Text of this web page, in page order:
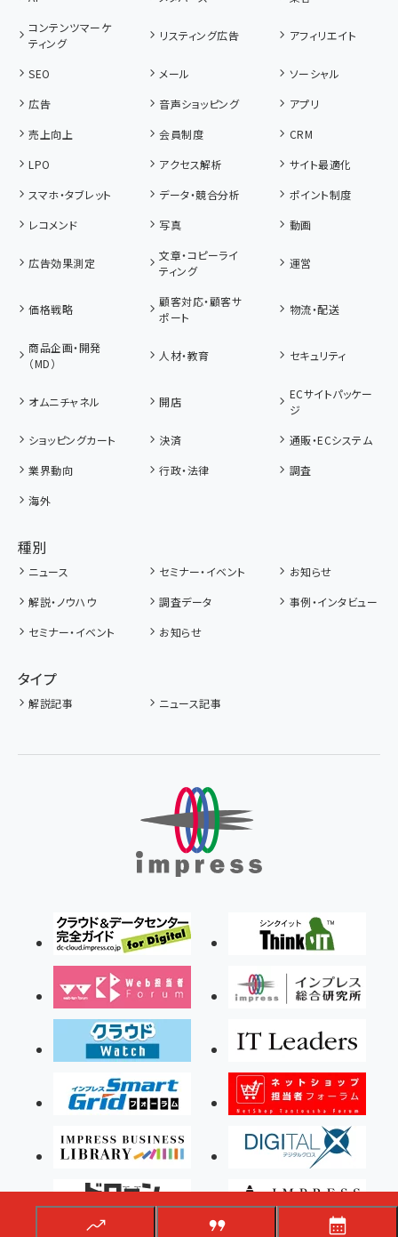
コンテンツマーケ
ティング
リスティング広告 アフィリエイト
SEO メール
ソーシャル
広告
音声ショッピング
アプリ
売上向上
会員制度
CRM
LPO
アクセス解析
サイト最適化
スマホ・タブレット
データ・競合分析
ポイント制度
レコメンド
写真 動画
広告効果測定
文章・コピーライ
ティング
運営
価格戦略
顧客対応・顧客サ
ポート
物流・配送
商品企画・開発
（MD）
人材・教育 セキュリティ
オムニチャネル 開店
ECサイトパッケー
ジ
ショッピングカート
決済
通販・ECシステム
業界動向
行政・法律
調査
海外
種別
ニュース セミナー・イベント
お知らせ
解説・ノウハウ
調査データ
事例・インタビュー
セミナー・イベント
お知らせ
タイプ
解説記事 ニュース記事